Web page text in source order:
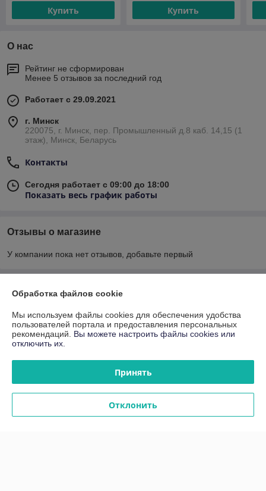
Купить Купить
О нас
Рейтинг не сформирован
Менее 5 отзывов за последний год
Работает с 29.09.2021
г. Минск
220075, г. Минск, пер. Промышленный д.8 каб. 14,15 (1
этаж), Минск, Беларусь
Контакты
Сегодня работает с 09:00 до 18:00
Показать весь график работы
Отзывы о магазине
У компании пока нет отзывов, добавьте первый
О нас
Контакты
Доставка и оплата
Обработка файлов cookie
Мы используем файлы cookies для обеспечения удобства
пользователей портала и предоставления персональных
рекомендаций. Вы можете настроить файлы cookies или
отключить их.
Принять
Отклонить